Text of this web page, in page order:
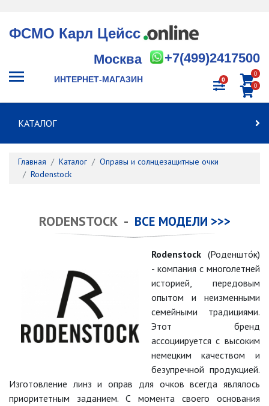
ФСМО Карл Цейсс
+7(499)2417500
Москва
ИНТЕРНЕТ-МАГАЗИН 0
0
0
КАТАЛОГ
Главная Каталог
Оправы и солнцезащитные очки
Rodenstock
RODENSTOCK - ВСЕ МОДЕЛИ >>>
Rodenstock (Роденшто́к)
- компания с многолетней
историей, передовым
опытом и неизменными
семейными традициями.
Этот бренд
ассоциируется с высоким
немецким качеством и
безупречной продукцией.
Изготовление линз и оправ для очков всегда являлось
приоритетным заданием. С момента своего основания